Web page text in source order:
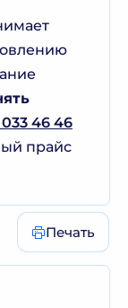
46 46
прайс
Печать